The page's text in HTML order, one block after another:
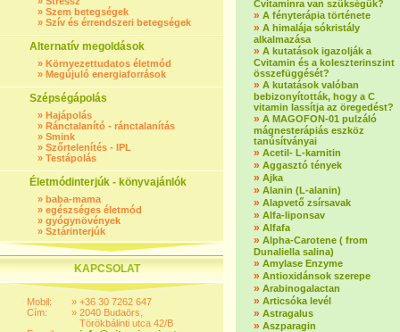
» Szem betegségek
» Szív és érrendszeri betegségek
Alternatív megoldások
» Környezettudatos életmód
» Megújuló energiaforrások
Szépségápolás
» Hajápolás
» Ránctalanító - ránctalanítás
» Smink
» Szőrtelenítés - IPL
» Testápolás
Életmódinterjúk - könyvajánlók
» baba-mama
» egészséges életmód
» gyógynövények
» Sztárinterjúk
KAPCSOLAT
Mobil:
Cím:
»
»
+36 30 7262 647
2040 Budaörs,
Törökbálinti utca 42/B
Cvitaminra van szükségük?
» A fényterápia története
» A himalája sókristály
alkalmazása
» A kutatások igazolják a
Cvitamin és a koleszterinszint
összefüggését?
» A kutatások valóban
bebizonyították, hogy a C
vitamin lassítja az öregedést?
» A MAGOFON-01 pulzáló
mágnesterápiás eszköz
tanúsítványai
» Acetil- L-karnitin
» Aggasztó tények
» Ajka
» Alanin (L-alanin)
» Alapvető zsírsavak
» Alfa-liponsav
» Alfafa
» Alpha-Carotene ( from
Dunaliella salina)
» Amylase Enzyme
» Antioxidánsok szerepe
» Arabinogalactan
» Articsóka levél
» Astragalus
» Aszparagin